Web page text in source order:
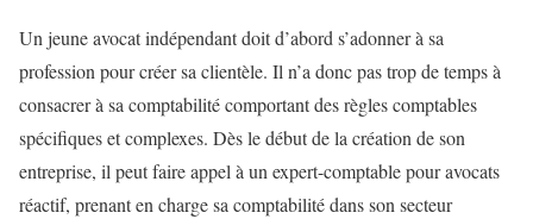
Un jeune avocat indépendant doit d’abord s’adonner à sa
profession pour créer sa clientèle. Il n’a donc pas trop de temps à
consacrer à sa comptabilité comportant des règles comptables
spécifiques et complexes. Dès le début de la création de son
entreprise, il peut faire appel à un expert-comptable pour avocats
réactif, prenant en charge sa comptabilité dans son secteur